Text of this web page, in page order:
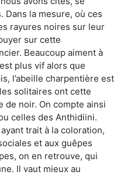
Dans la mesure, où ces
rayures noires sur leur
sur cette
Beaucoup aiment à
plus vif alors que
l’abeille charpentière est
solitaires ont cette
de noir. On compte ainsi
celles des Anthidiini.
trait à la coloration,
et aux guêpes
on en retrouve, qui
Il vaut mieux au